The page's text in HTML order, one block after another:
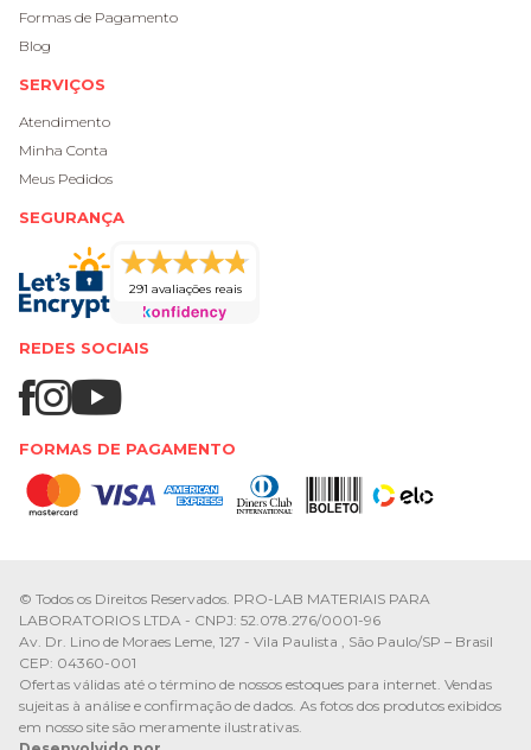
Formas de Pagamento
Blog
SERVIÇOS
Atendimento
Minha Conta
Meus Pedidos
SEGURANÇA
291 avaliações reais
REDES SOCIAIS
FORMAS DE PAGAMENTO
© Todos os Direitos Reservados. PRO-LAB MATERIAIS PARA
LABORATORIOS LTDA - CNPJ: 52.078.276/0001-96
Av. Dr. Lino de Moraes Leme, 127 - Vila Paulista , São Paulo/SP – Brasil
CEP: 04360-001
Ofertas válidas até o término de nossos estoques para internet. Vendas
sujeitas à análise e confirmação de dados. As fotos dos produtos exibidos
em nosso site são meramente ilustrativas.